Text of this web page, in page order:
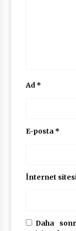
Ad *
E-posta *
İnternet
Daha